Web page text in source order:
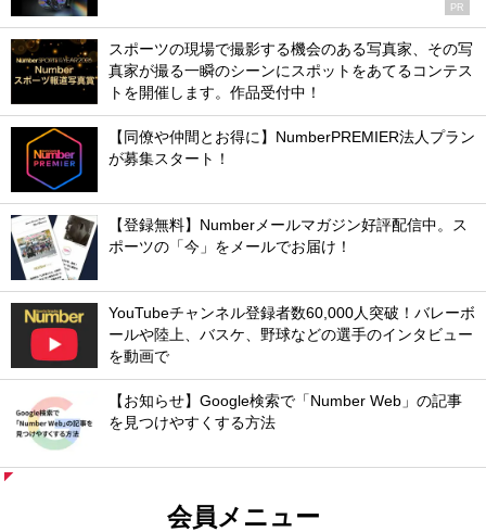
PR
スポーツの現場で撮影する機会のある写真家、その写
真家が撮る一瞬のシーンにスポットをあてるコンテス
トを開催します。作品受付中！
【同僚や仲間とお得に】NumberPREMIER法人プラン
が募集スタート！
【登録無料】Numberメールマガジン好評配信中。ス
ポーツの「今」をメールでお届け！
YouTubeチャンネル登録者数60,000人突破！バレーボ
ールや陸上、バスケ、野球などの選手のインタビュー
を動画で
【お知らせ】Google検索で「Number Web」の記事
を見つけやすくする方法
会員メニュー